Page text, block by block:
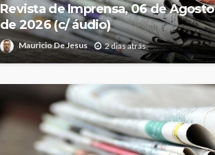
Revista de Imprensa, 06 de Agosto
de 2026 (c/ áudio)
Mauricio De Jesus 2 dias atrás